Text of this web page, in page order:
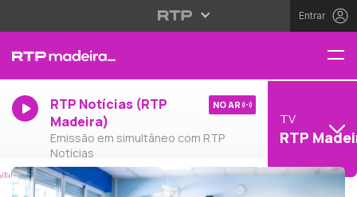
Entrar
RTP Notícias (RTP
Madeira)
Emissão em simultâneo com RTP
Notícias
NO AR
TV
RTP